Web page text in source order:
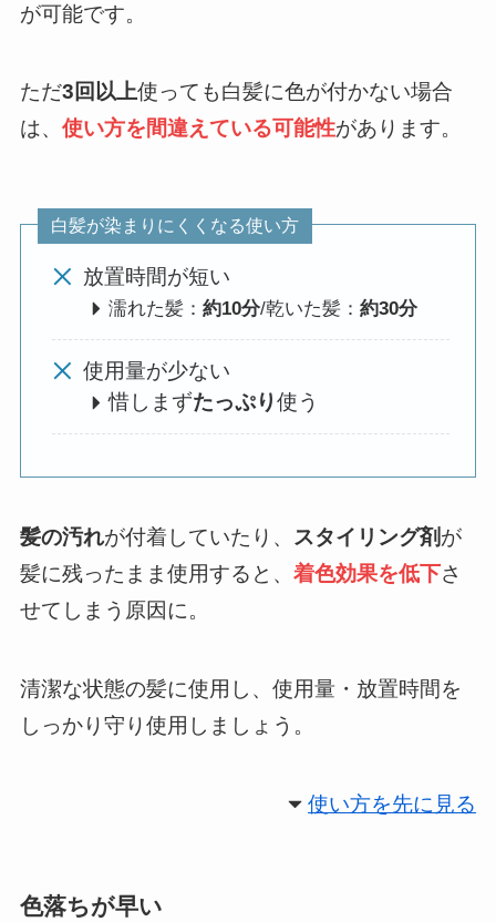
が可能です。
ただ3回以上使っても白髪に色が付かない場合
は、 使い方を間違えている可能性があります。
白髪が染まりにくくなる使い方
放置時間が短い
濡れた髪：約10分/乾いた髪：約30分
使用量が少ない
惜しまずたっぷり使う
髪の汚れが付着していたり、 スタイリング剤が
髪に残ったまま使用すると、 着色効果を低下さ
せてしまう原因に。
清潔な状態の髪に使用し、使用量・放置時間を
しっかり守り使用しましょう。
使い方を先に見る
色落ちが早い